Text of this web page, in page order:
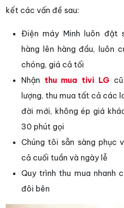
kết các vấn đề sau:
Điện máy Minh luôn đặt
hàng lên hàng đầu, luôn
chóng, giá cả tối
Nhận thu mua tivi LG
lượng, thu mua tất cả các
đời mới, không ép giá
30 phút gọi
Chúng tôi sẵn sàng phục
cả cuối tuần và ngày lễ
Quy trình thu mua nhanh
đôi bên